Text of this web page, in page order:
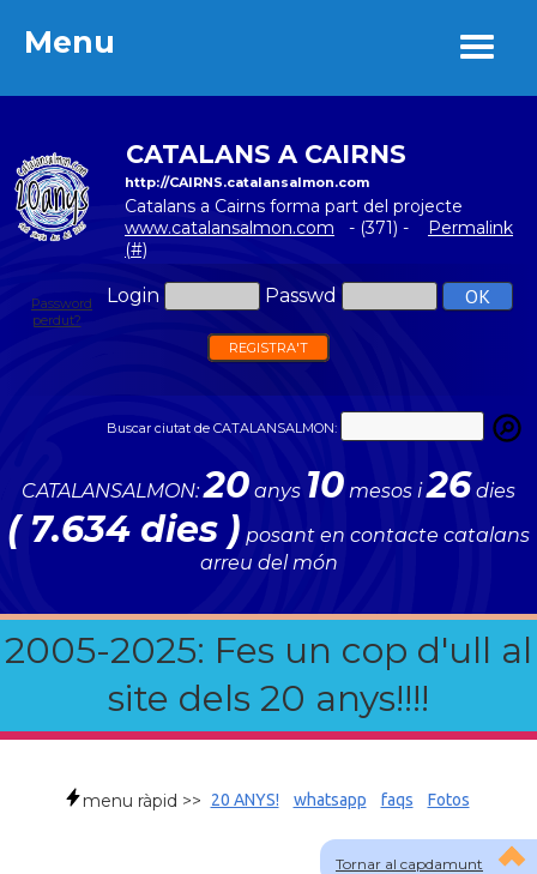
Menu
CATALANS A CAIRNS
http://CAIRNS.catalansalmon.com
Catalans a Cairns forma part del projecte
www.catalansalmon.com - (371) - Permalink
(#)
Login Passwd
Password
perdut?
REGISTRA'T
Buscar ciutat de CATALANSALMON:
CATALANSALMON:20 anys 10 mesos i26 dies
( 7.634 dies ) posant en contacte catalans
arreu del món
2005-2025: Fes un cop d'ull al
site dels 20 anys!!!!
Menu
Tornar al capdamunt
menu ràpid >> 20 ANYS! whatsapp faqs Fotos